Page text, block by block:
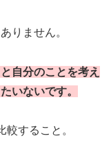
りません。
自分のことを考え
いないです。
すること。